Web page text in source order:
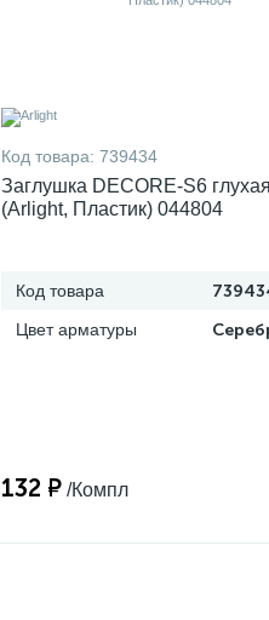
Код товара: 739434
Заглушка DECORE-S6 глухая
(Arlight, Пластик) 044804
Код товара
Цвет арматуры
132 ₽ /Компл